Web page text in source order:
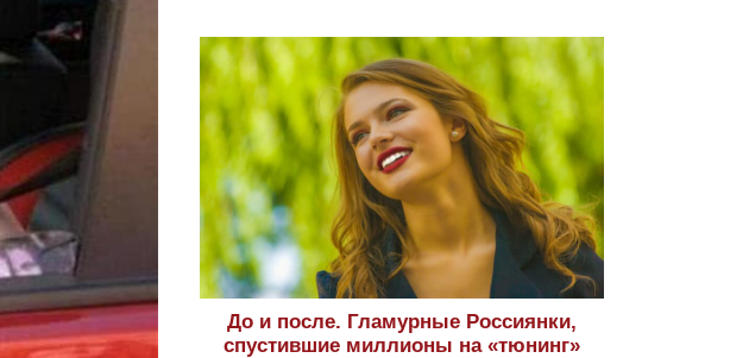
До и после. Гламурные Россиянки,
спустившие миллионы на «тюнинг»